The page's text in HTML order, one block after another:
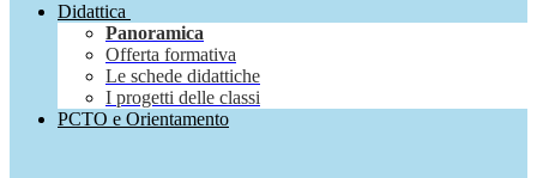
Didattica
Panoramica
Offerta formativa
Le schede didattiche
I progetti delle classi
PCTO e Orientamento